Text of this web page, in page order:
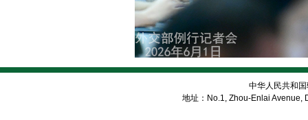
中华人民共和
地址：No.1, Zhou-Enlai Avenue,